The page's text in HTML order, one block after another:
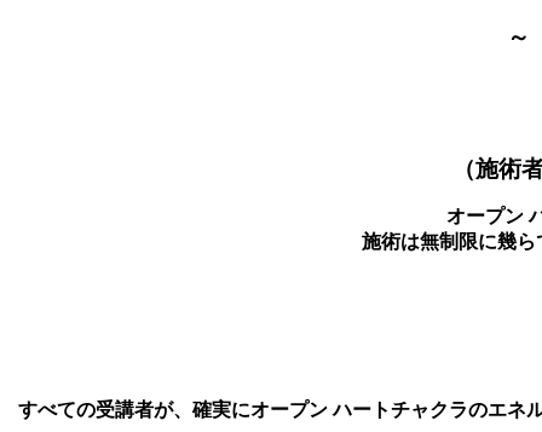
～ オー
（施術
オープン
施術は無制限に幾
すべての受講者が、確実にオープン ハートチャクラのエ